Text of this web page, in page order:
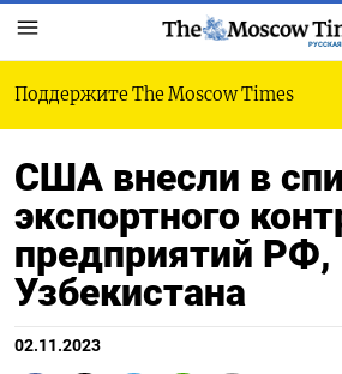
Поддержите The Moscow Times
США внесли в
экспортного
предприятий РФ,
Узбекистана
02.11.2023